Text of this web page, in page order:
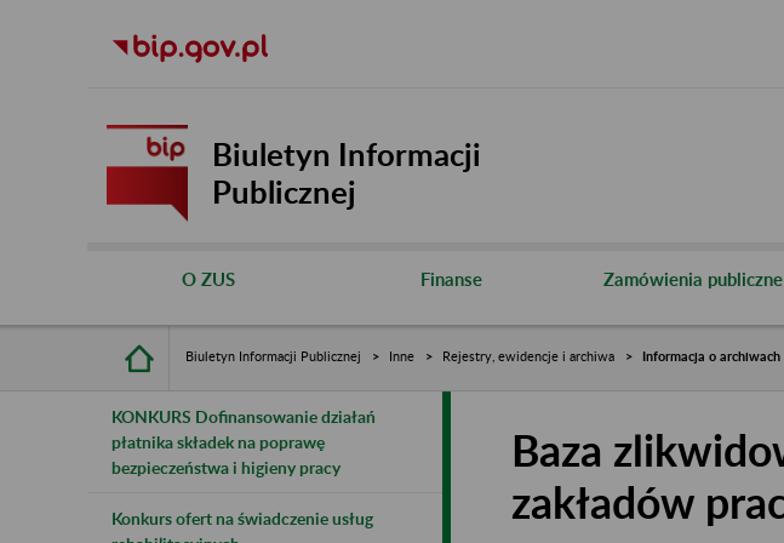
Biuletyn Informacji
Publicznej
O ZUS Finanse Zamówienia publiczne
Biuletyn Informacji Publicznej Inne Rejestry, ewidencje i archiwa Informacja o
KONKURS Dofinansowanie działań
płatnika składek na poprawę
bezpieczeństwa i higieny pracy
Konkurs ofert na świadczenie usług
Baza
zakładów